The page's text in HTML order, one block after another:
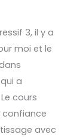
3, il y a
moi et le
a
cours
confiance
avec